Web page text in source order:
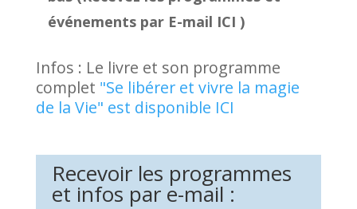
événements par E-mail ICI )
Infos : Le livre et son programme
complet "Se libérer et vivre la magie
de la Vie" est disponible ICI
Recevoir les programmes
et infos par e-mail :